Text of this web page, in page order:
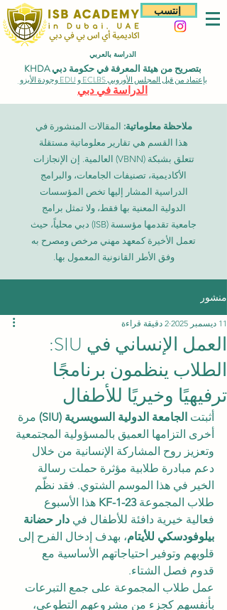
إنتسب
الدراسة بالعربي
بتصريح من هيئة المعرفة في حكومة دبي KHDA
بإعتماد من قبل المجلس الأوروبي ECLBS و EDU وجودة الأيزو
الدراسة في دبي
ملاحظة معلوماتية: المقالات المنشورة في
هذا القسم هي تقارير معلوماتية مستقلة
تتعلق بشبكة (VBNN) العالمية. إن الإنجازات
الأكاديمية، تصنيفات الجامعات، والبرامج
الدراسية المشار إليها تخص المؤسسات
الدولية المعنية بها فقط، ولا تمثل برامج
جامعية تقدمها مؤسسة (ISB) دبي محلياً، حيث
تعمل الأخيرة كمعهد مهني مرخص ومصرح به
وفق الأطر القانونية المعمول بها.
منشور
العمل الإنساني في SIU:
الطلاب ينظمون برنامجًا
ترفيهيًا وخيريًا للأطفال
11 ديسمبر 2025 2 دقيقة قراءة
أثبتت الجامعة الدولية السويسرية (SIU)
مرة
أخرى التزامها العميق بالمسؤولية المجتمعية
وتعزيز روح المشاركة الإنسانية من خلال
دعم مبادرة طلابية مؤثرة حملت رسالة
الخير في هذا الموسم الشتوي. فقد نظّم
طلاب المجموعة KF-1-23 هذا الأسبوع
فعالية خيرية دافئة للأطفال في دار حضانة
بيلوفودسكي للأيتام، بهدف إدخال الفرح إلى
قلوبهم وتوفير احتياجاتهم الأساسية مع
قدوم فصل الشتاء.
عمل طلاب المجموعة على جمع التبرعات
بأنفسهم كجزء من مشروعهم التطوعي،